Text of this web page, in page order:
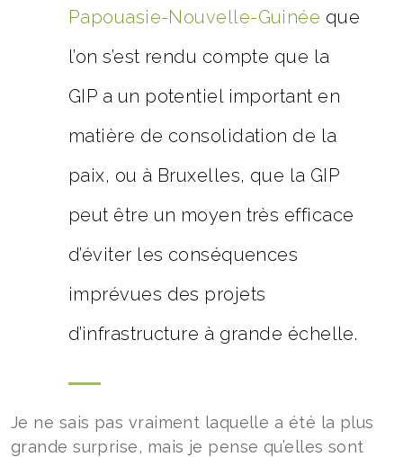
Papouasie-Nouvelle-Guinée que
l’on s’est rendu compte que la
GIP a un potentiel important en
matière de consolidation de la
paix, ou à Bruxelles, que la GIP
peut être un moyen très efficace
d’éviter les conséquences
imprévues des projets
d’infrastructure à grande échelle.
Je ne sais pas vraiment laquelle a été la plus
grande surprise, mais je pense qu’elles sont